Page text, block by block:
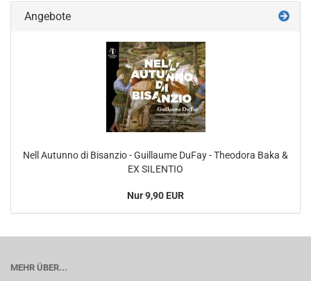
Angebote
Nell Autunno di Bisanzio - Guillaume DuFay - Theodora Baka &
EX SILENTIO
Nur 9,90 EUR
MEHR ÜBER...